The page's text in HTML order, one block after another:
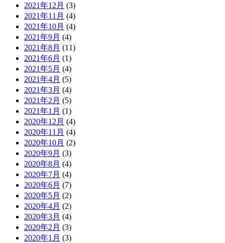
2021年12月 (3)
2021年11月 (4)
2021年10月 (4)
2021年9月 (4)
2021年8月 (11)
2021年6月 (1)
2021年5月 (4)
2021年4月 (5)
2021年3月 (4)
2021年2月 (5)
2021年1月 (1)
2020年12月 (4)
2020年11月 (4)
2020年10月 (2)
2020年9月 (3)
2020年8月 (4)
2020年7月 (4)
2020年6月 (7)
2020年5月 (2)
2020年4月 (2)
2020年3月 (4)
2020年2月 (3)
2020年1月 (3)